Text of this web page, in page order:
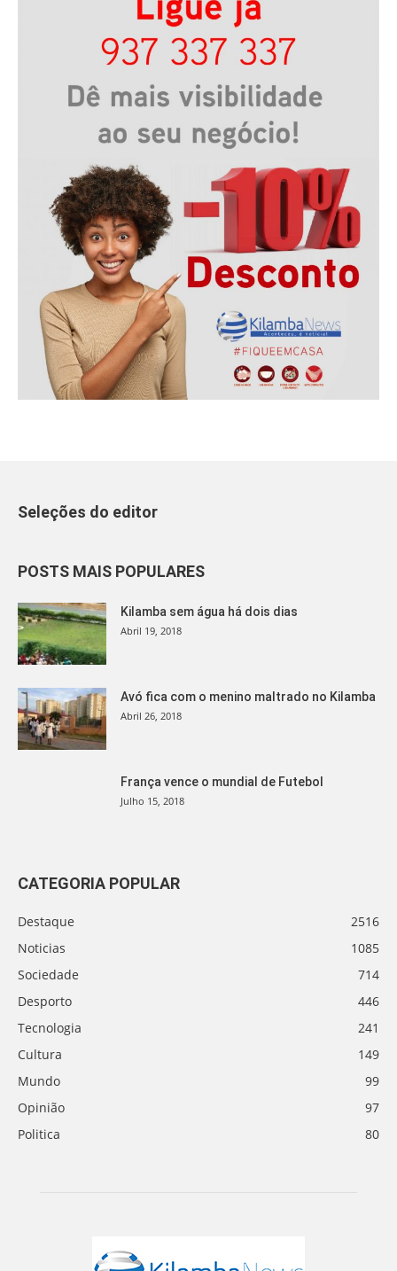
Seleções do editor
POSTS MAIS POPULARES
Kilamba sem água há dois dias
Abril 19, 2018
Avó fica com o menino maltrado no Kilamba
Abril 26, 2018
França vence o mundial de Futebol
Julho 15, 2018
CATEGORIA POPULAR
Destaque
2516
Noticias
1085
Sociedade
714
Desporto
446
Tecnologia
241
Cultura
149
Mundo
99
Opinião
97
Politica
80